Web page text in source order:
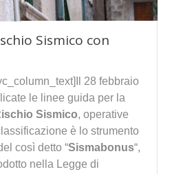
Sismico con
28 febbraio
le linee guida per la
Sismico, operative
è lo strumento
così detto “Sismabonus“,
nella Legge di